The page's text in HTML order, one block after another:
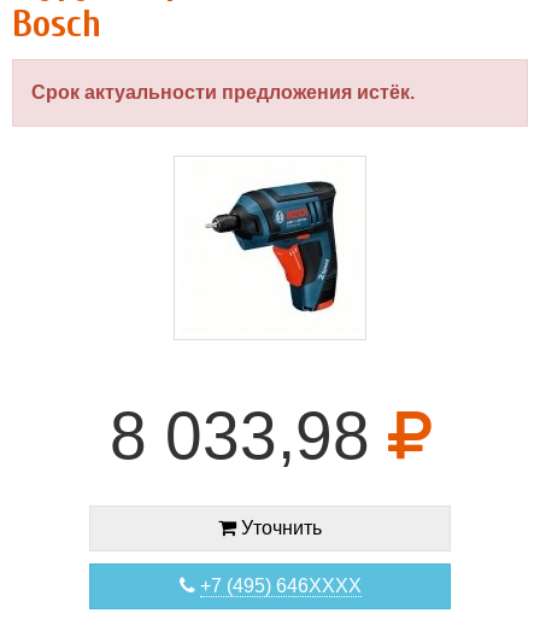
Bosch
Срок актуальности предложения истёк.
8 033,98
Уточнить
+7 (495) 646XXXX